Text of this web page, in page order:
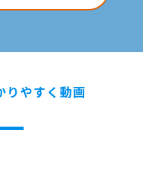
りやすく動画